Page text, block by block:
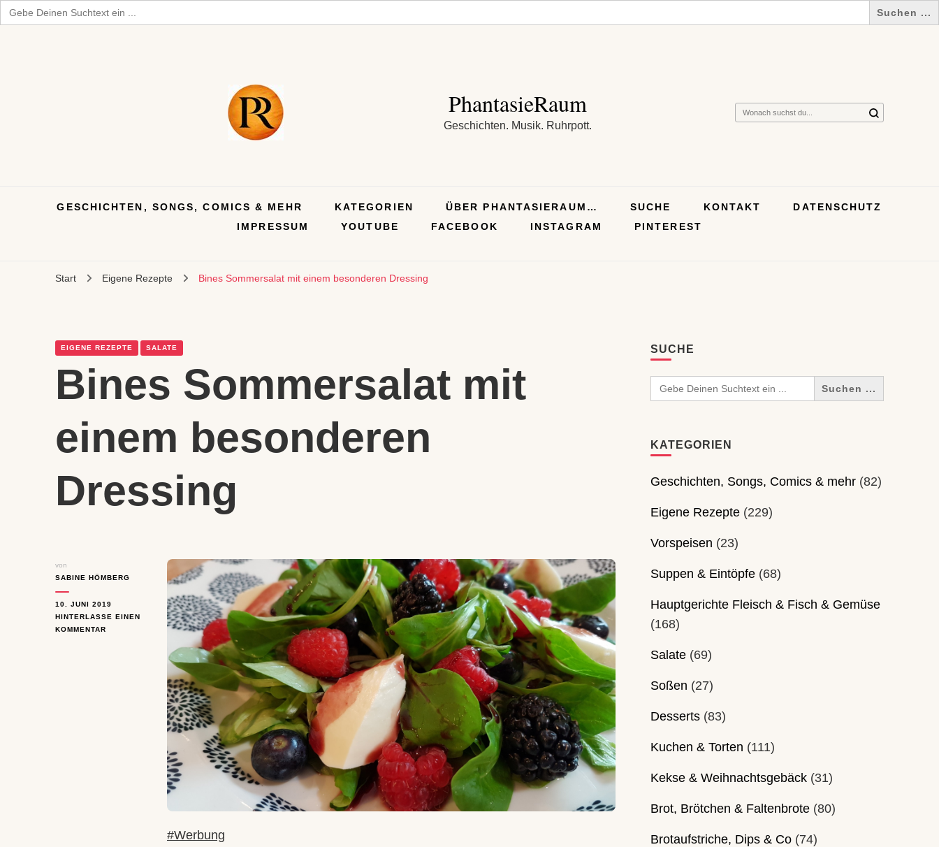
Search
for:
PhantasieRaum
Geschichten. Musik. Ruhrpott.
Suchst
GESCHICHTEN, SONGS, COMICS & MEHR KATEGORIEN ÜBER PHANTASIERAUM… SUCHE KONTAKT
DATENSCHUTZ
IMPRESSUM
YOUTUBE FACEBOOK INSTAGRAM PINTEREST
Start Eigene Rezepte Bines Sommersalat mit einem besonderen Dressing
EIGENE REZEPTE SALATE
Bines Sommersalat mit
einem besonderen
Dressing
von
SABINE HÖMBERG
10. JUNI 2019
HINTERLASSE EINEN
KOMMENTAR
#Werbung
SUCHE
Search
for:
KATEGORIEN
Geschichten, Songs, Comics & mehr(82)
Eigene Rezepte(229)
Vorspeisen (23)
Suppen & Eintöpfe(68)
Hauptgerichte Fleisch & Fisch & Gemüse
(168)
Salate(69)
Soßen (27)
Desserts(83)
Kuchen & Torten (111)
Kekse & Weihnachtsgebäck(31)
Brot, Brötchen & Faltenbrote(80)
Brotaufstriche, Dips & Co(74)